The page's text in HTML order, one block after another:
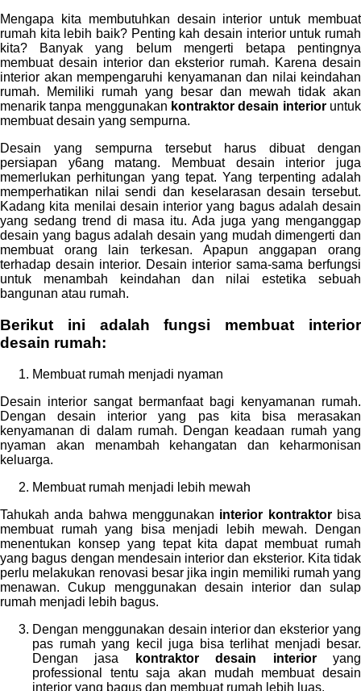
Mengapa kita membutuhkan desain interior untuk membuat
rumah kita lebih baik? Penting kah desain interior untuk rumah
kita? Banyak yang belum mengerti betapa pentingnya
membuat desain interior dan eksterior rumah. Karena desain
interior akan mempengaruhi kenyamanan dan nilai keindahan
rumah. Memiliki rumah yang besar dan mewah tidak akan
menarik tanpa menggunakan kontraktor desain interioruntuk
membuat desain yang sempurna.
Desain yang sempurna tersebut harus dibuat dengan
persiapan y6ang matang. Membuat desain interior juga
memerlukan perhitungan yang tepat. Yang terpenting adalah
memperhatikan nilai sendi dan keselarasan desain tersebut.
Kadang kita menilai desain interior yang bagus adalah desain
yang sedang trend di masa itu. Ada juga yang menganggap
desain yang bagus adalah desain yang mudah dimengerti dan
membuat orang lain terkesan. Apapun anggapan orang
terhadap desain interior. Desain interior sama-sama berfungsi
untuk menambah keindahan dan nilai estetika sebuah
bangunan atau rumah.
Berikut ini adalah fungsi membuat interior
desain rumah:
Membuat rumah menjadi nyaman
Desain interior sangat bermanfaat bagi kenyamanan rumah.
Dengan desain interior yang pas kita bisa merasakan
kenyamanan di dalam rumah. Dengan keadaan rumah yang
nyaman akan menambah kehangatan dan keharmonisan
keluarga.
Membuat rumah menjadi lebih mewah
Tahukah anda bahwa menggunakan interior kontraktorbisa
membuat rumah yang bisa menjadi lebih mewah. Dengan
menentukan konsep yang tepat kita dapat membuat rumah
yang bagus dengan mendesain interior dan eksterior. Kita tidak
perlu melakukan renovasi besar jika ingin memiliki rumah yang
menawan. Cukup menggunakan desain interior dan sulap
rumah menjadi lebih bagus.
Dengan menggunakan desain interior dan eksterior yang
pas rumah yang kecil juga bisa terlihat menjadi besar.
Dengan jasa
kontraktor desain interioryang
professional tentu saja akan mudah membuat desain
interior yang bagus dan membuat rumah lebih luas.